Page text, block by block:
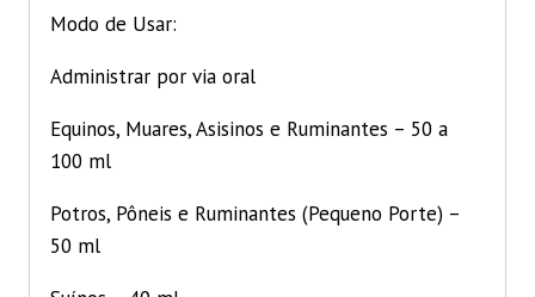
Modo de Usar:
Administrar por via oral
Equinos, Muares, Asisinos e Ruminantes – 50 a
100 ml
Potros, Pôneis e Ruminantes (Pequeno Porte) –
50 ml